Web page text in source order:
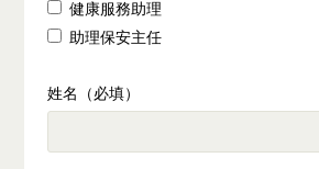
健康服務助理
助理保安主任
姓名（必填）